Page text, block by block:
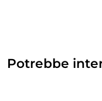
Potrebbe